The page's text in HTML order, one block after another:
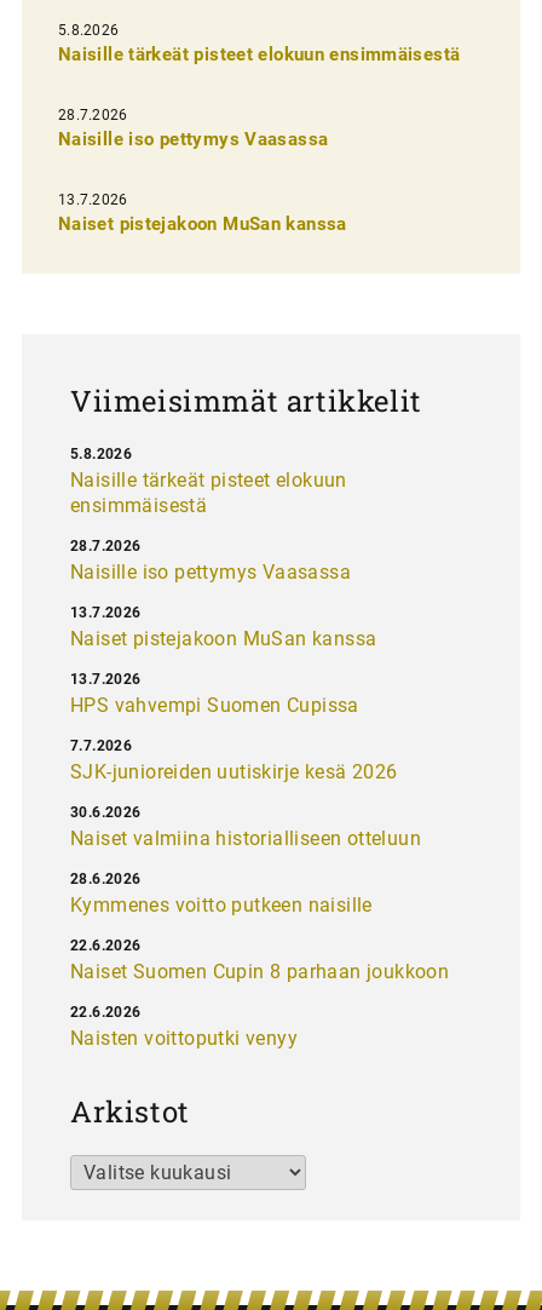
l
i
e
n
e
5.8.2026
Naisille tärkeät pisteet elokuun ensimmäisestä
28.7.2026
Naisille iso pettymys Vaasassa
13.7.2026
Naiset pistejakoon MuSan kanssa
Viimeisimmät artikkelit
Naisille tärkeät pisteet elokuun
ensimmäisestä
5.8.2026
Naisille iso pettymys Vaasassa
28.7.2026
Naiset pistejakoon MuSan kanssa
13.7.2026
HPS vahvempi Suomen Cupissa
13.7.2026
SJK-junioreiden uutiskirje kesä 2026
7.7.2026
Naiset valmiina historialliseen otteluun
30.6.2026
Kymmenes voitto putkeen naisille
28.6.2026
Naiset Suomen Cupin 8 parhaan joukkoon
22.6.2026
Naisten voittoputki venyy
22.6.2026
Arkistot
Arkistot